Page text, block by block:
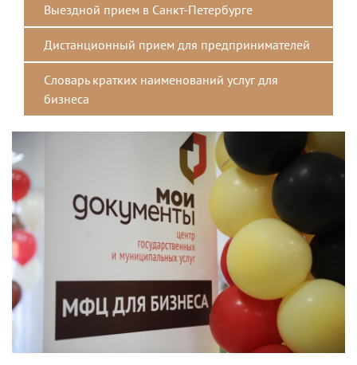
Выездной прием в Санкт-Петербурге
Дистанционный прием для предпринимателей
Словарь кратких наименований услуг для
бизнеса